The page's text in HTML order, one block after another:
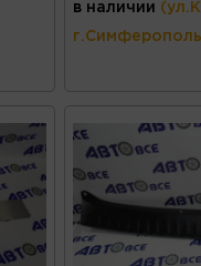
в наличии